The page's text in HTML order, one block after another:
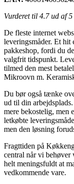
Vurderet til 4.7ud af 5
De fleste internet
leveringsmåder. Et hit
pakkeshop, fordi du
valgfrit tidspunkt.
tilmed den mest
Mikroovn m.
Du bør også tænke
ud til din
mere bekostelig, men
letkøbte
men den løsning
Fragttiden på
central når vi behøver
helt meningsfuldt at
vedkommende vare.